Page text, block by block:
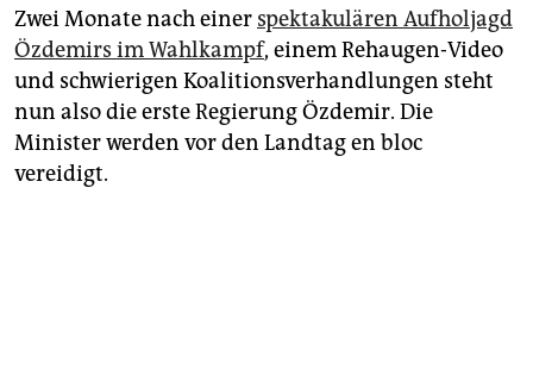
Zwei Monate nach einer spektakulären Aufholjagd
Özdemirs im Wahlkampf, einem Rehaugen-Video
und schwierigen Koalitionsverhandlungen steht
nun also die erste Regierung Özdemir. Die
Minister werden vor den Landtag en bloc
vereidigt.